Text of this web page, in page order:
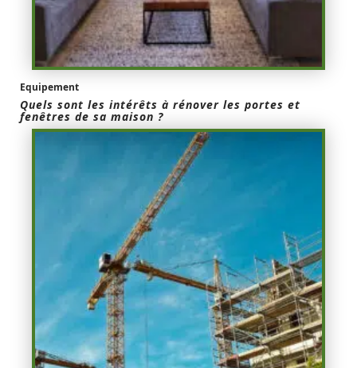
Equipement
Quels sont les intérêts à rénover les portes et
fenêtres de sa maison ?